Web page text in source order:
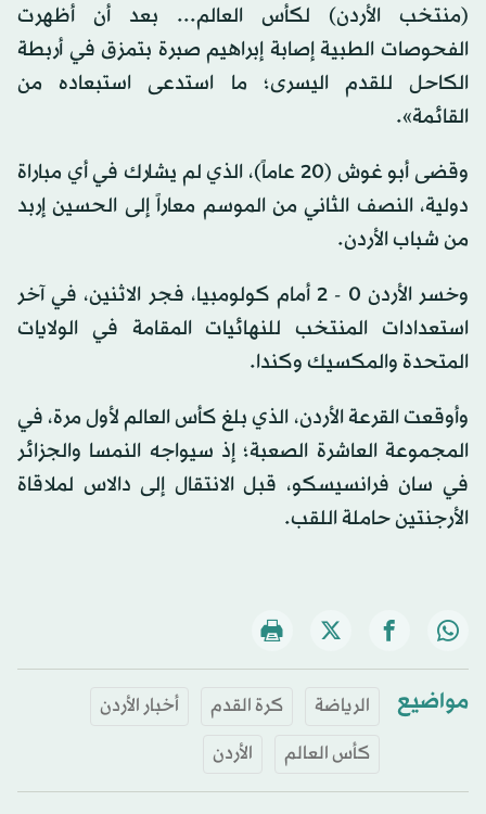
(منتخب الأردن) لكأس العالم... بعد أن أظهرت
الفحوصات الطبية إصابة إبراهيم صبرة بتمزق في أربطة
الكاحل للقدم اليسرى؛ ما استدعى استبعاده من
القائمة».
وقضى أبو غوش (20 عاماً)، الذي لم يشارك في أي مباراة
دولية، النصف الثاني من الموسم معاراً إلى الحسين إربد
من شباب الأردن.
وخسر الأردن 0 - 2 أمام كولومبيا، فجر الاثنين، في آخر
استعدادات المنتخب للنهائيات المقامة في الولايات
المتحدة والمكسيك وكندا.
وأوقعت القرعة الأردن، الذي بلغ كأس العالم لأول مرة، في
المجموعة العاشرة الصعبة؛ إذ سيواجه النمسا والجزائر
في سان فرانسيسكو، قبل الانتقال إلى دالاس لملاقاة
الأرجنتين حاملة اللقب.
مواضيع الرياضة كرة القدم
أخبار الأردن
كأس العالم
الأردن